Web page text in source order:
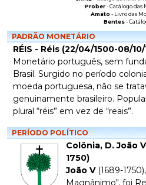
Prober-Catálogo das
Amato - Livro das
Bentes-
PADRÃO MONETÁRIO
RÉIS - Réis (22/04/1500-08/
Monetário português, sem
Brasil. Surgido no período
moeda portuguesa, não se
genuinamente brasileiro.
plural “réis” em vez de “reais”.
PERÍODO POLÍTICO
Colônia, D. João
1750)
João V(1689-
Magnânimo", foi